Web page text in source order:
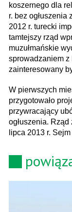
koszernego dla
r. bez ogłuszenia
2012 r. turecki
tamtejszy rząd
muzułmańskie
sprowadzaniem
zainteresowany
W pierwszych
przygotowało
przywracający
ogłuszenia. Rząd
lipca 2013 r.